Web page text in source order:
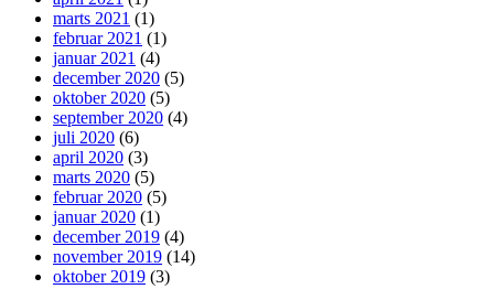
marts 2021 (1)
februar 2021 (1)
januar 2021 (4)
december 2020 (5)
oktober 2020 (5)
september 2020 (4)
juli 2020 (6)
april 2020 (3)
marts 2020 (5)
februar 2020 (5)
januar 2020 (1)
december 2019 (4)
november 2019 (14)
oktober 2019 (3)